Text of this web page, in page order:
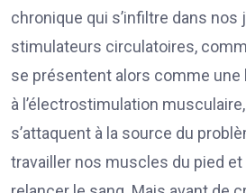
chronique qui s’infiltre dans nos
stimulateurs circulatoires,
se présentent alors comme une
à l’électrostimulation
s’attaquent à la source du
travailler nos muscles du pied